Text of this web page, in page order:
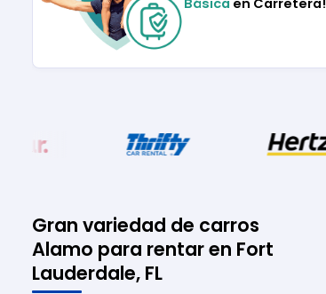
Básica en Carretera!
Gran variedad de carros
Alamo para rentar en Fort
Lauderdale, FL